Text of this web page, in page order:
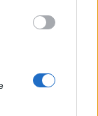
και μάθετε
τον κόσμο.